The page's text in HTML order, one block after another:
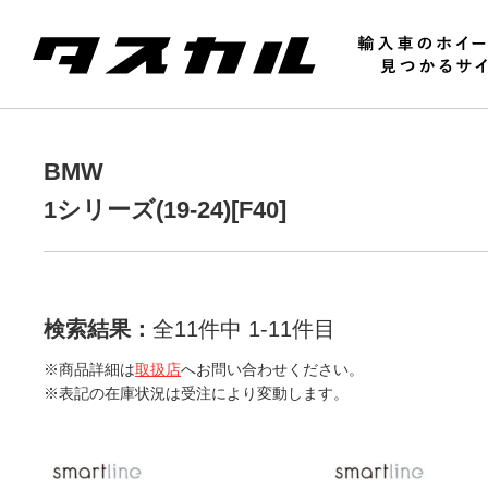
BMW
1シリーズ(19-24)[F40]
検索結果： 全11件中 1-11件目
※商品詳細は取扱店へお問い合わせください。
※表記の在庫状況は受注により変動します。